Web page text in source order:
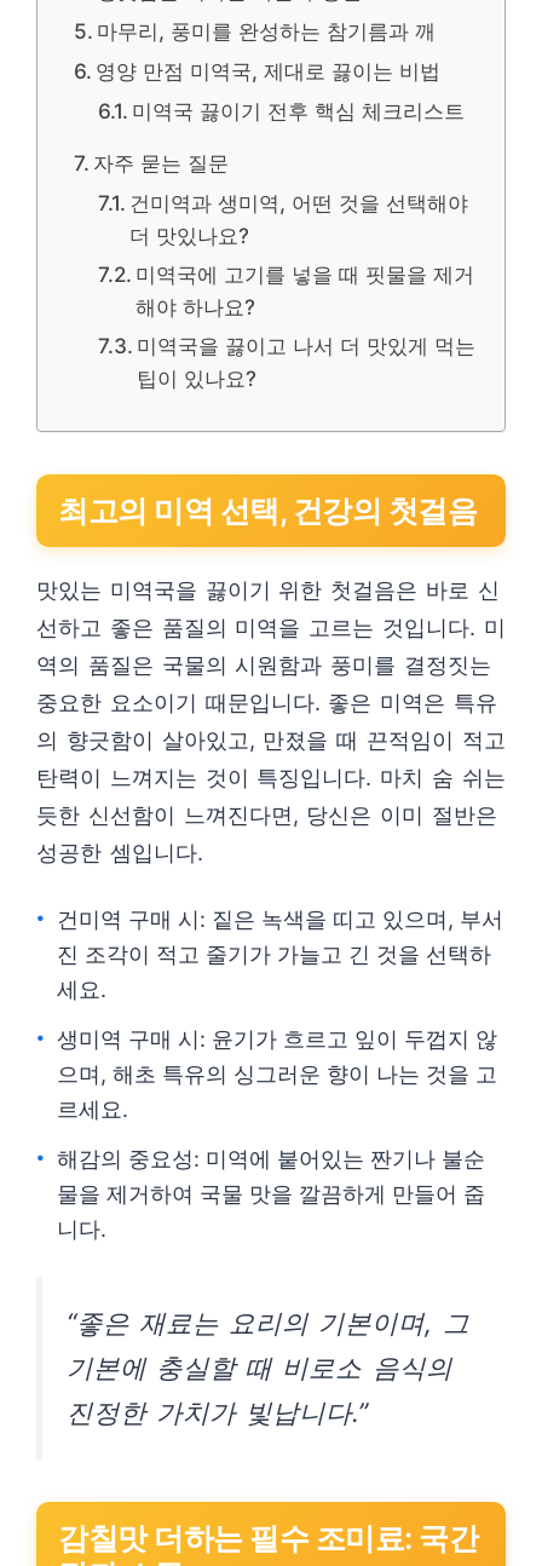
마무리, 풍미를 완성하는 참기름과 깨
영양 만점 미역국, 제대로 끓이는 비법
미역국 끓이기 전후 핵심 체크리스트
자주 묻는 질문
건미역과 생미역, 어떤 것을 선택해야
더 맛있나요?
미역국에 고기를 넣을 때 핏물을 제거
해야 하나요?
미역국을 끓이고 나서 더 맛있게 먹는
팁이 있나요?
최고의 미역 선택, 건강의 첫걸음
맛있는 미역국을 끓이기 위한 첫걸음은 바로 신
선하고 좋은 품질의 미역을 고르는 것입니다. 미
역의 품질은 국물의 시원함과 풍미를 결정짓는
중요한 요소이기 때문입니다. 좋은 미역은 특유
의 향긋함이 살아있고, 만졌을 때 끈적임이 적고
탄력이 느껴지는 것이 특징입니다. 마치 숨 쉬는
듯한 신선함이 느껴진다면, 당신은 이미 절반은
성공한 셈입니다.
건미역 구매 시: 짙은 녹색을 띠고 있으며, 부서
진 조각이 적고 줄기가 가늘고 긴 것을 선택하
세요.
생미역 구매 시: 윤기가 흐르고 잎이 두껍지 않
으며, 해초 특유의 싱그러운 향이 나는 것을 고
르세요.
해감의 중요성: 미역에 붙어있는 짠기나 불순
물을 제거하여 국물 맛을 깔끔하게 만들어 줍
니다.
“좋은 재료는 요리의 기본이며, 그
기본에 충실할 때 비로소 음식의
진정한 가치가 빛납니다.”
감칠맛 더하는 필수 조미료: 국간